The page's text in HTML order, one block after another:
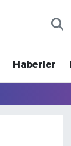
Haberler